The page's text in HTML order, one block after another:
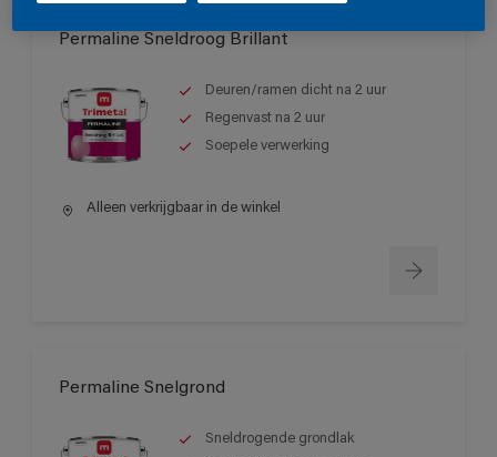
Permaline Sneldroog Brillant
Deuren/ramen dicht na 2 uur
Regenvast na 2 uur
Soepele verwerking
Alleen verkrijgbaar in de winkel
Permaline Snelgrond
Sneldrogende grondlak